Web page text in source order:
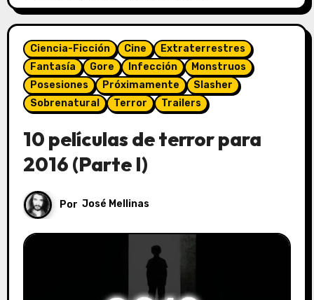
Ciencia-Ficción Cine
Extraterrestres
Fantasía
Gore Infección
Monstruos
Posesiones
Próximamente
Slasher
Sobrenatural
Terror Trailers
10 películas de terror para
2016 (Parte I)
Por José Mellinas